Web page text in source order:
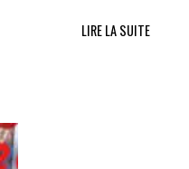
LIRE LA SUITE